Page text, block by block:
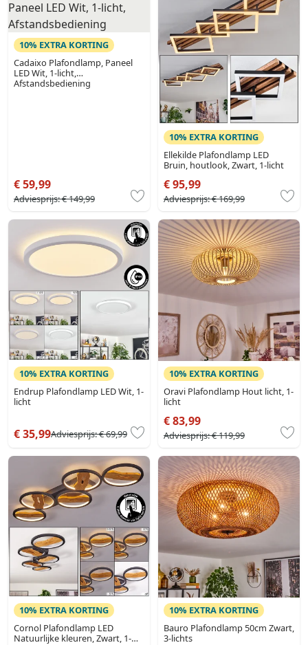
10% EXTRA KORTING
Cadaixo Plafondlamp, Paneel
LED Wit, 1-licht,
Afstandsbediening
€ 59,99
Adviesprijs:€ 149,99
10% EXTRA KORTING
Ellekilde Plafondlamp LED
Bruin, houtlook, Zwart, 1-licht
€ 95,99
Adviesprijs:€ 169,99
10% EXTRA KORTING
Endrup Plafondlamp LED Wit, 1-
licht
€ 35,99Adviesprijs:€ 69,99
10% EXTRA KORTING
Oravi Plafondlamp Hout licht, 1-
licht
€ 83,99
Adviesprijs:€ 119,99
10% EXTRA KORTING
Cornol Plafondlamp LED
Natuurlijke kleuren, Zwart, 1-
10% EXTRA KORTING
Bauro Plafondlamp 50cm Zwart,
3-lichts